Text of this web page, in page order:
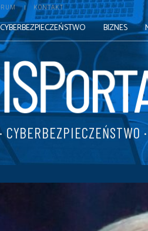
KONTAKT
CYBERBEZPIECZEŃSTWO BIZNES
CYBERBEZPIECZEŃSTWO